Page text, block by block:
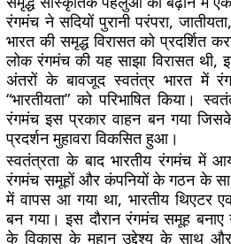
रंगमंच ने सदियों पुरानी परंपरा,
भारत की समृद्ध विरासत को प्रदर्शित
लोक रंगमंच की यह साझा विरासत थी,
अंतरों के बावजूद स्वतंत्र भारत में
“भारतीयता” को परिभाषित किया।
रंगमंच इस प्रकार वाहन बन गया जिसके
प्रदर्शन मुहावरा विकसित हुआ।
स्वतंत्रता के बाद भारतीय रंगमंच में
रंगमंच समूहों और कंपनियों के गठन के
में वापस आ गया था, भारतीय थिएटर
बन गया। इस दौरान रंगमंच समूह
के विकास के महान उद्देश्य के साथ